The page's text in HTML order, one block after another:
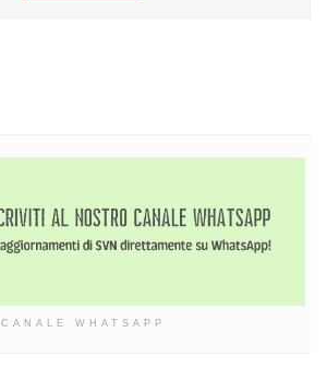
CANALE WHATSAPP